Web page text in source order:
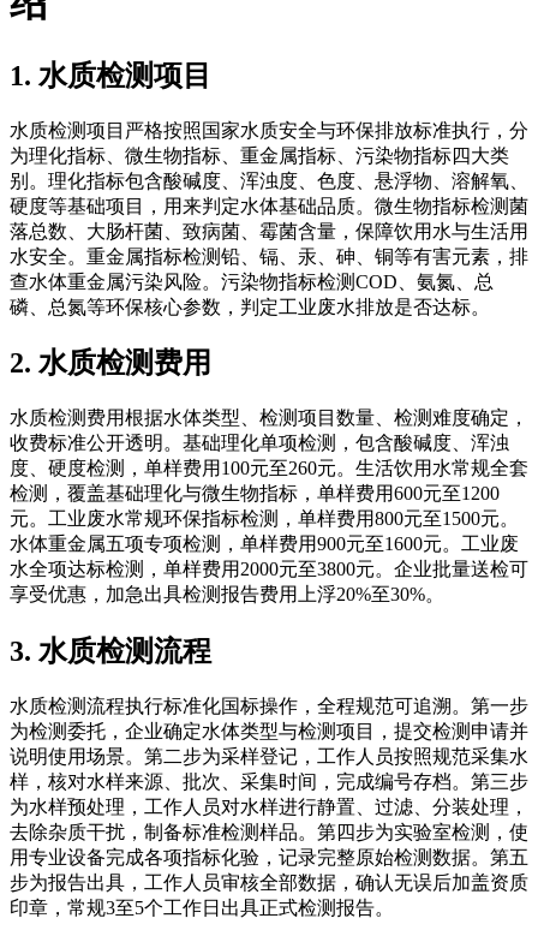
1. 水质检测项目
水质检测项目严格按照国家水质安全与环保排放标准执行，分
为理化指标、微生物指标、重金属指标、污染物指标四大类
别。理化指标包含酸碱度、浑浊度、色度、悬浮物、溶解氧、
硬度等基础项目，用来判定水体基础品质。微生物指标检测菌
落总数、大肠杆菌、致病菌、霉菌含量，保障饮用水与生活用
水安全。重金属指标检测铅、镉、汞、砷、铜等有害元素，排
查水体重金属污染风险。污染物指标检测COD、氨氮、总
磷、总氮等环保核心参数，判定工业废水排放是否达标。
2. 水质检测费用
水质检测费用根据水体类型、检测项目数量、检测难度确定，
收费标准公开透明。基础理化单项检测，包含酸碱度、浑浊
度、硬度检测，单样费用100元至260元。生活饮用水常规全套
检测，覆盖基础理化与微生物指标，单样费用600元至1200
元。工业废水常规环保指标检测，单样费用800元至1500元。
水体重金属五项专项检测，单样费用900元至1600元。工业废
水全项达标检测，单样费用2000元至3800元。企业批量送检可
享受优惠，加急出具检测报告费用上浮20%至30%。
3. 水质检测流程
水质检测流程执行标准化国标操作，全程规范可追溯。第一步
为检测委托，企业确定水体类型与检测项目，提交检测申请并
说明使用场景。第二步为采样登记，工作人员按照规范采集水
样，核对水样来源、批次、采集时间，完成编号存档。第三步
为水样预处理，工作人员对水样进行静置、过滤、分装处理，
去除杂质干扰，制备标准检测样品。第四步为实验室检测，使
用专业设备完成各项指标化验，记录完整原始检测数据。第五
步为报告出具，工作人员审核全部数据，确认无误后加盖资质
印章，常规3至5个工作日出具正式检测报告。